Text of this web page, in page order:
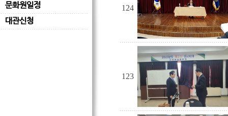
문화원일정
대관신청
124
123